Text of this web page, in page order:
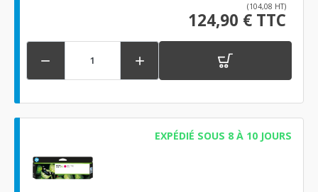
(104,08 HT)
124,90 € TTC
 
EXPÉDIÉ SOUS 8 À 10 JOURS